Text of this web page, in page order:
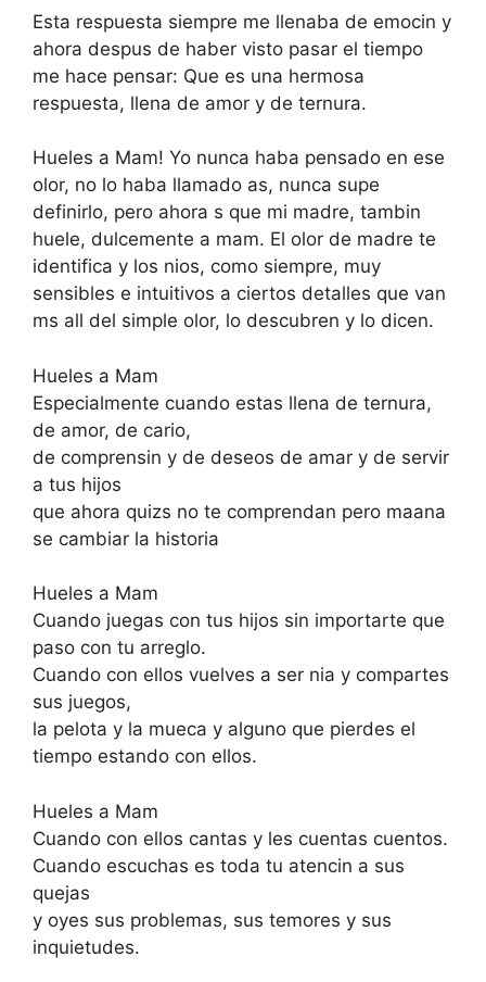
Esta respuesta siempre me llenaba de emocin y
ahora despus de haber visto pasar el tiempo
me hace pensar: Que es una hermosa
respuesta, llena de amor y de ternura.
Hueles a Mam! Yo nunca haba pensado en ese
olor, no lo haba llamado as, nunca supe
definirlo, pero ahora s que mi madre, tambin
huele, dulcemente a mam. El olor de madre te
identifica y los nios, como siempre, muy
sensibles e intuitivos a ciertos detalles que van
ms all del simple olor, lo descubren y lo dicen.
Hueles a Mam
Especialmente cuando estas llena de ternura,
de amor, de cario,
de comprensin y de deseos de amar y de servir
a tus hijos
que ahora quizs no te comprendan pero maana
se cambiar la historia
Hueles a Mam
Cuando juegas con tus hijos sin importarte que
paso con tu arreglo.
Cuando con ellos vuelves a ser nia y compartes
sus juegos,
la pelota y la mueca y alguno que pierdes el
tiempo estando con ellos.
Hueles a Mam
Cuando con ellos cantas y les cuentas cuentos.
Cuando escuchas es toda tu atencin a sus
quejas
y oyes sus problemas, sus temores y sus
inquietudes.